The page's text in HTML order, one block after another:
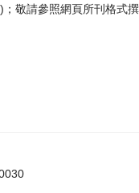
)；敬請參照網頁所刊格式